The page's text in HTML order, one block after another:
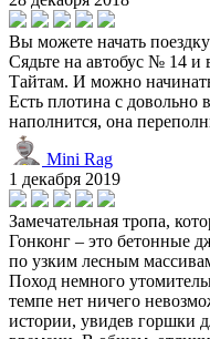
Вы можете начать
Сядьте на автобус № 14 и
Тайтам. И можно
Есть плотина с довольно
наполнится, она
Mini Rag
1 декабря 2019
Замечательная тропа,
Гонконг – это бетонные
по узким лесным
Поход немного
темпе нет ничего
истории, увидев горшки